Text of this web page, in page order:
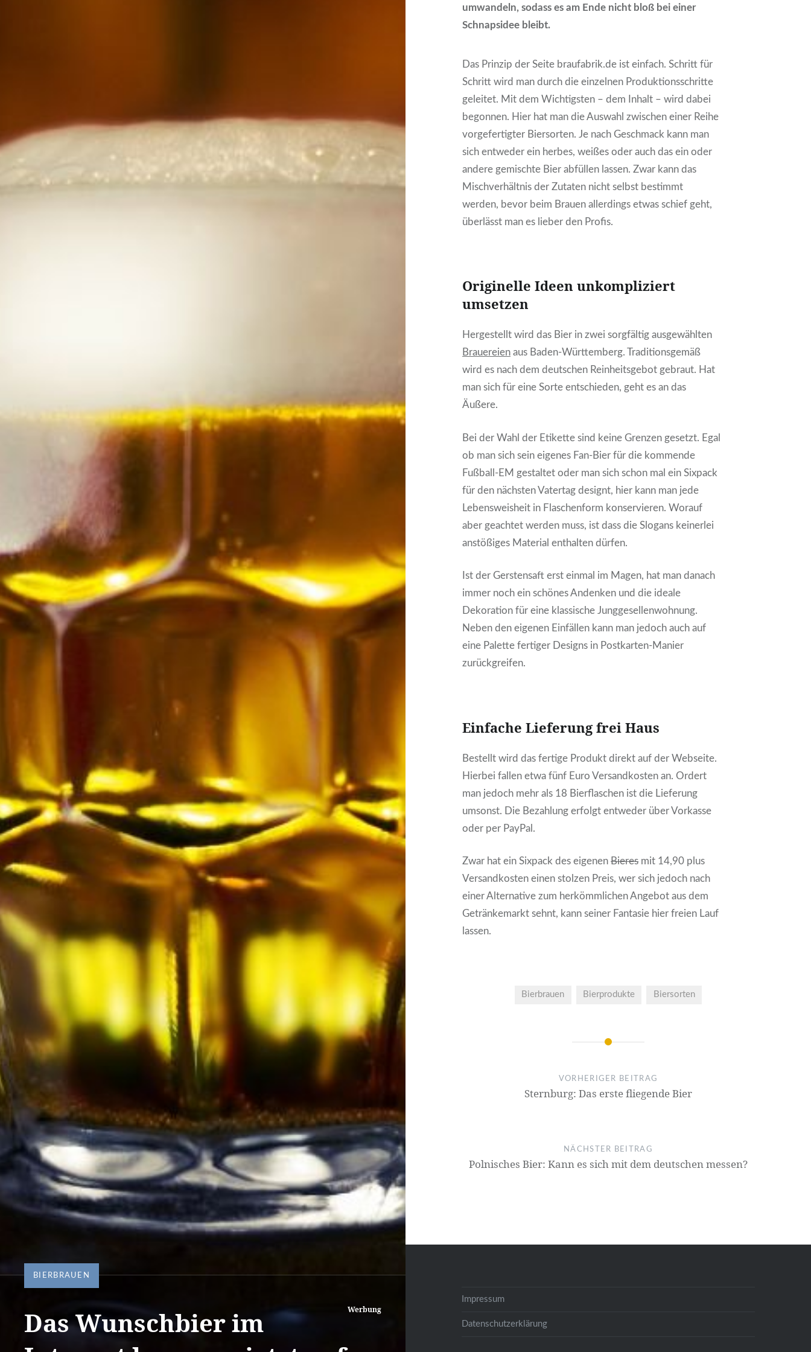
BIERBRAUEN
Das Wunschbier im
Werbung
umwandeln, sodass es am Ende nicht bloß bei einer
Schnapsidee bleibt.
Das Prinzip der Seite braufabrik.de ist einfach. Schritt für
Schritt wird man durch die einzelnen Produktionsschritte
geleitet. Mit dem Wichtigsten – dem Inhalt – wird dabei
begonnen. Hier hat man die Auswahl zwischen einer Reihe
vorgefertigter Biersorten. Je nach Geschmack kann man
sich entweder ein herbes, weißes oder auch das ein oder
andere gemischte Bier abfüllen lassen. Zwar kann das
Mischverhältnis der Zutaten nicht selbst bestimmt
werden, bevor beim Brauen allerdings etwas schief geht,
überlässt man es lieber den Profis.
Originelle Ideen unkompliziert
umsetzen
Hergestellt wird das Bier in zwei sorgfältig ausgewählten
Brauereien aus Baden-Württemberg. Traditionsgemäß
wird es nach dem deutschen Reinheitsgebot gebraut. Hat
man sich für eine Sorte entschieden, geht es an das
Äußere.
Bei der Wahl der Etikette sind keine Grenzen gesetzt. Egal
ob man sich sein eigenes Fan-Bier für die kommende
Fußball-EM gestaltet oder man sich schon mal ein Sixpack
für den nächsten Vatertag designt, hier kann man jede
Lebensweisheit in Flaschenform konservieren. Worauf
aber geachtet werden muss, ist dass die Slogans keinerlei
anstößiges Material enthalten dürfen.
Ist der Gerstensaft erst einmal im Magen, hat man danach
immer noch ein schönes Andenken und die ideale
Dekoration für eine klassische Junggesellenwohnung.
Neben den eigenen Einfällen kann man jedoch auch auf
eine Palette fertiger Designs in Postkarten-Manier
zurückgreifen.
Einfache Lieferung frei Haus
Bestellt wird das fertige Produkt direkt auf der Webseite.
Hierbei fallen etwa fünf Euro Versandkosten an. Ordert
man jedoch mehr als 18 Bierflaschen ist die Lieferung
umsonst. Die Bezahlung erfolgt entweder über Vorkasse
oder per PayPal.
Zwar hat ein Sixpack des eigenenBieres mit 14,90 plus
Versandkosten einen stolzen Preis, wer sich jedoch nach
einer Alternative zum herkömmlichen Angebot aus dem
Getränkemarkt sehnt, kann seiner Fantasie hier freien Lauf
lassen.
Bierbrauen Bierprodukte Biersorten
Beitrags-
VORHERIGER BEITRAG
Sternburg: Das erste fliegende Bier
NÄCHSTER BEITRAG
Polnisches Bier: Kann es sich mit dem deutschen messen?
Impressum
Datenschutzerklärung